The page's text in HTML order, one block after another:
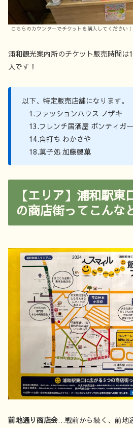
こちらのカウンターでチケットを購入してください！
浦和観光案内所のチケット販売時間は
入です！
以下、特定販売店舗になります。
1.ファッションハウス ノザキ
13.フレンチ居酒屋 ボンティガー
14.角打ち わかさや
18.菓子処 加藤製菓
【エリア】浦和駅東
の商店街ってこんな
前地通り商店会…戦前から続く、前地